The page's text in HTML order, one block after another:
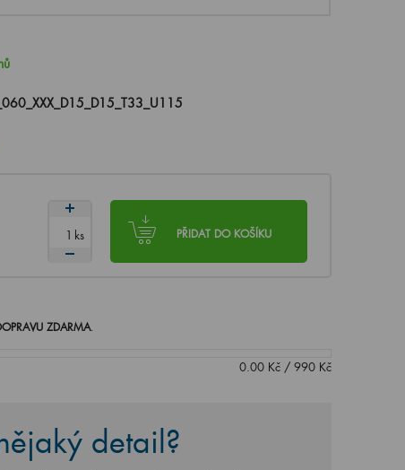
PŘIDAT DO KOŠÍKU
ks
ZDARMA.
0.00Kč/ 990Kč
detail?